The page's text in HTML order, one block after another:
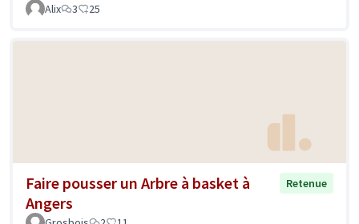
Alix
3 25
Faire pousser un Arbre à basket à
Angers
Retenue